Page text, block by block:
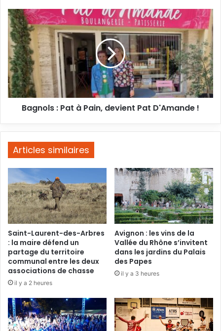
exposent
du
23
au
28
mai
prochain
Bagnols
Pat
à
Pain,
devient
Pat
D'Amande
!
Bagnols : Pat à Pain, devient Pat D'Amande !
Articles similaires
Saint-Laurent-des-Arbres
: la maire défend un
partage du territoire
communal entre les deux
associations de chasse
il y a 2 heures
Avignon : les vins de la
Vallée du Rhône s’invitent
dans les jardins du Palais
des Papes
il y a 3 heures